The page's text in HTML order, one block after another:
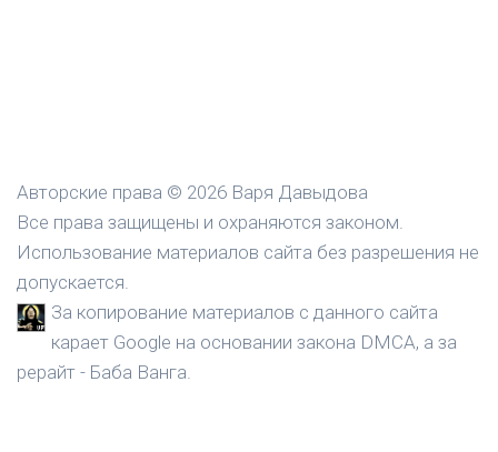
Авторские права © 2026 Варя Давыдова
Все права защищены и охраняются законом.
Использование материалов сайта без разрешения не
допускается.
За копирование материалов с данного сайта
карает Google на основании закона DMCA, а за
рерайт - Баба Ванга.